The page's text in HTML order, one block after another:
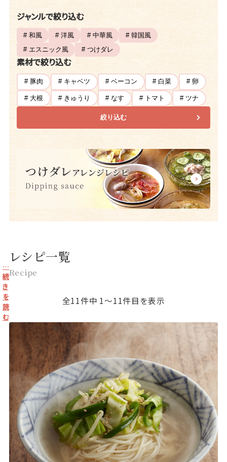
ジャンルで絞り込む
# 和風 # 洋風 # 中華風
# 韓国風
# エスニック風
# つけダレ
素材で絞り込む
# 豚肉 # キャベツ # ベーコン # 白菜 # 卵
# 大根 # きゅうり # なす # トマト # ツナ
絞り込む
レシピ一覧
Recipe
全11件中 1〜11件目を表示
…
続
き
を
読
む